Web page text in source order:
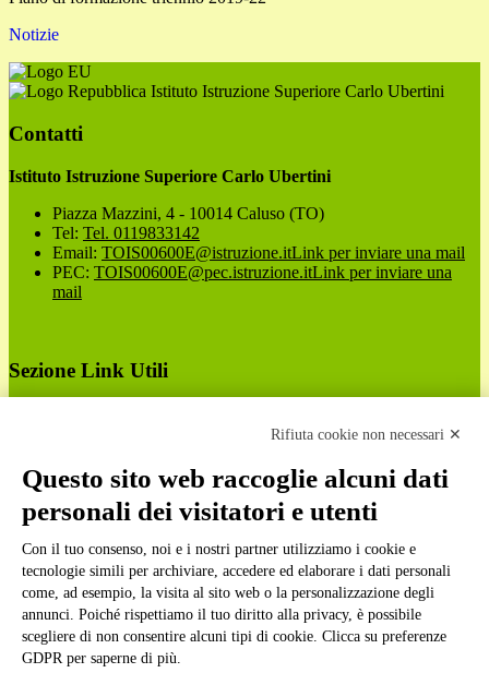
Notizie
Istituto Istruzione Superiore Carlo Ubertini
Contatti
Istituto Istruzione Superiore Carlo Ubertini
Piazza Mazzini, 4 - 10014 Caluso (TO)
Tel: Tel. 0119833142
Email: TOIS00600E@istruzione.itLink per inviare una mail
PEC: TOIS00600E@pec.istruzione.itLink per inviare una
mail
Sezione Link Utili
Ufficio Relazioni con il Pubblico
Dichiarazione di accessibilità
Obiettivi di accessibilità
Gestione consensi cookie
Amministrazione trasparente
Pagina visualizzata
2155 volte
Sezione Copyright
Rifiuta cookie non necessari ✕
Questo sito web raccoglie alcuni dati
personali dei visitatori e utenti
Con il tuo consenso, noi e i nostri partner utilizziamo i cookie e
tecnologie simili per archiviare, accedere ed elaborare i dati personali
come, ad esempio, la visita al sito web o la personalizzazione degli
annunci. Poiché rispettiamo il tuo diritto alla privacy, è possibile
scegliere di non consentire alcuni tipi di cookie. Clicca su preferenze
GDPR per saperne di più.